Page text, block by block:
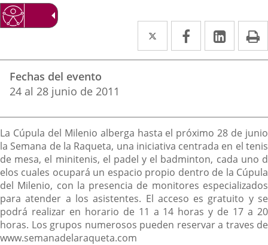
Twitter
Enlace
a
externa.
Facebook
Enlace
a
externa.
Enlace
a
del
evento
Fechas del evento
24 al 28 junio de 2011
Descripción
La Cúpula del Milenio alberga hasta el próximo 28 de junio
la Semana de la Raqueta, una iniciativa centrada en el tenis
de mesa, el minitenis, el padel y el badminton, cada uno d
elos cuales ocupará un espacio propio dentro de la Cúpula
del Milenio, con la presencia de monitores especializados
para atender a los asistentes. El acceso es gratuito y se
podrá realizar en horario de 11 a 14 horas y de 17 a 20
horas. Los grupos numerosos pueden reservar a traves de
www.semanadelaraqueta.com